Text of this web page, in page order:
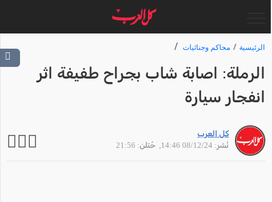
الرئيسية محاكم وجنائيات
الرملة: اصابة شاب بجراح طفيفة اثر
انفجار سيارة
كل العرب
نُشر: 08/12/24 14:46
, حُتلن: 21:56